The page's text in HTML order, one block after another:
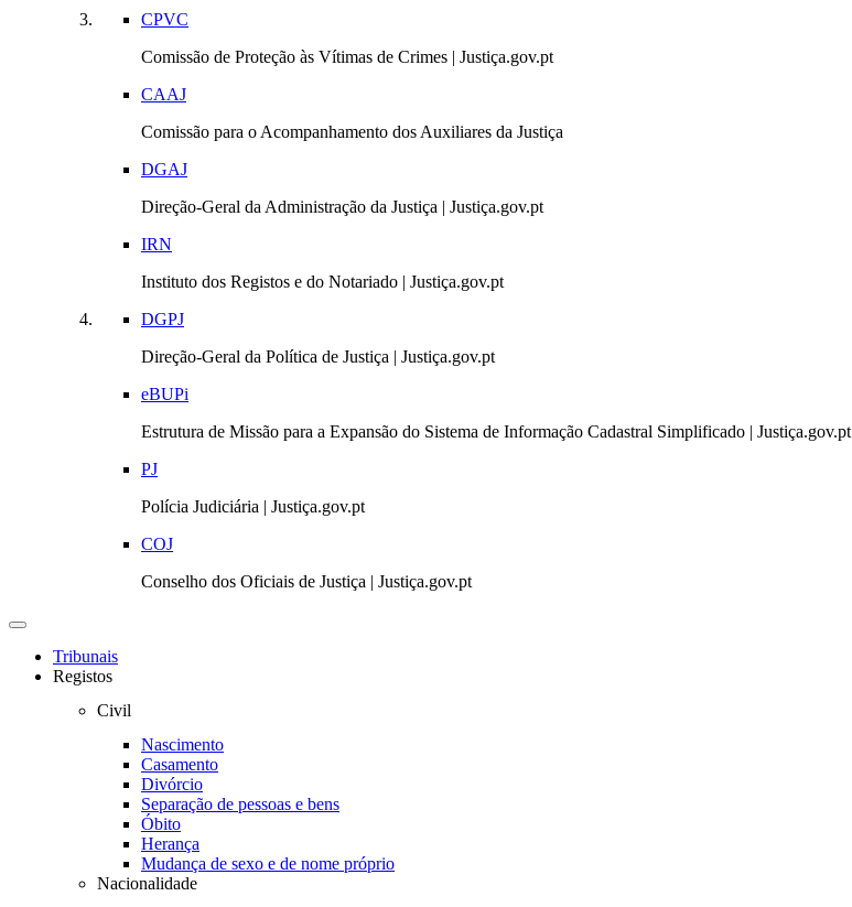
CPVC
Comissão de Proteção às Vítimas de Crimes | Justiça.gov.pt
CAAJ
Comissão para o Acompanhamento dos Auxiliares da Justiça
DGAJ
Direção-Geral da Administração da Justiça | Justiça.gov.pt
IRN
Instituto dos Registos e do Notariado | Justiça.gov.pt
DGPJ
Direção-Geral da Política de Justiça | Justiça.gov.pt
eBUPi
Estrutura de Missão para a Expansão do Sistema de Informação Cadastral Simplificado | Justiça.gov.pt
PJ
Polícia Judiciária | Justiça.gov.pt
COJ
Conselho dos Oficiais de Justiça | Justiça.gov.pt
Toggle
navigationTribunais
Registos
Civil
Nascimento
Casamento
Divórcio
Separação de pessoas e bens
Óbito
Herança
Mudança de sexo e de nome próprio
Nacionalidade